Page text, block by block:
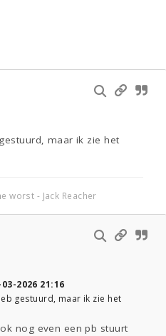
maar ik zie het
worst - Jack Reacher
03-2026 21:16
gestuurd, maar ik zie het
nog even een pb stuurt